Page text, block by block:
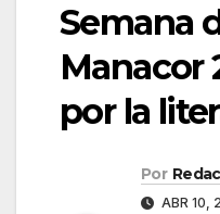
Semana
Manacor
por la
Por
ABR 10,